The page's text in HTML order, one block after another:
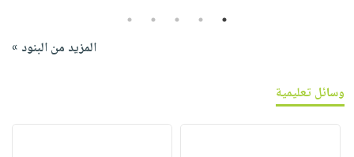
1
2
3
4
5
المزيد من البنود »
وسائل تعليمية